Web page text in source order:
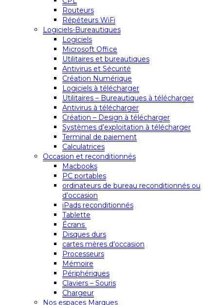
Routeurs
Répéteurs WiFi
Logiciels-Bureautiques
Logiciels
Microsoft Office
Utilitaires et bureautiques
Antivirus et Sécurité
Création Numérique
Logiciels à télécharger
Utilitaires – Bureautiques à télécharger
Antivirus à télécharger
Création – Design à télécharger
Systèmes d’exploitation à télécharger
Terminal de paiement
Calculatrices
Occasion et reconditionnés
Macbooks
PC portables
ordinateurs de bureau reconditionnés ou
d’occasion
iPads reconditionnés
Tablette
Écrans
Disques durs
cartes mères d’occasion
Processeurs
Mémoire
Périphériques
Claviers – Souris
Chargeur
Nos espaces Marques